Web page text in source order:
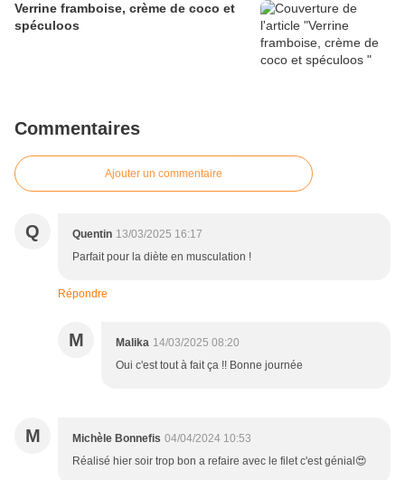
Verrine framboise, crème de coco et
spéculoos
Commentaires
Ajouter un commentaire
Q Quentin 13/03/2025 16:17
Parfait pour la diète en musculation !
Répondre
M Malika 14/03/2025 08:20
Oui c'est tout à fait ça !! Bonne journée
M Michèle Bonnefis 04/04/2024 10:53
Réalisé hier soir trop bon a refaire avec le filet c'est génial😍